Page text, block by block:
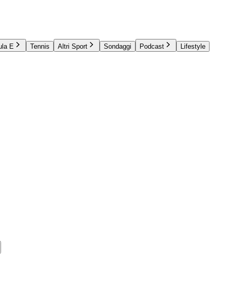
E Tennis Altri Sport Sondaggi Podcast
Lifestyle